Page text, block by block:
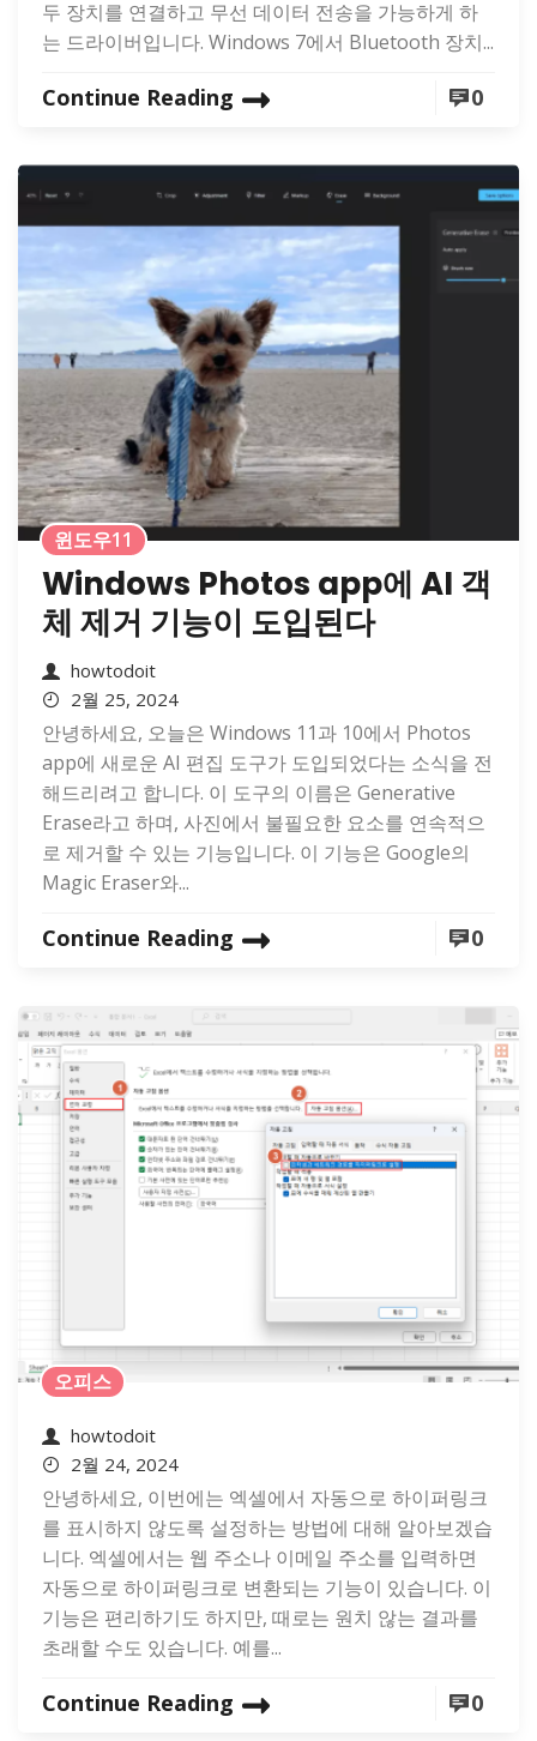
두 장치를 연결하고 무선 데이터 전송을 가능하게 하
는 드라이버입니다. Windows 7에서 Bluetooth 장치...
Continue Reading 0
윈도우11
Windows Photos app에 AI 객
체 제거 기능이 도입된다
howtodoit
2월 25, 2024
안녕하세요, 오늘은 Windows 11과 10에서 Photos
app에 새로운 AI 편집 도구가 도입되었다는 소식을 전
해드리려고 합니다. 이 도구의 이름은 Generative
Erase라고 하며, 사진에서 불필요한 요소를 연속적으
로 제거할 수 있는 기능입니다. 이 기능은 Google의
Magic Eraser와...
Continue Reading 0
오피스
howtodoit
2월 24, 2024
안녕하세요, 이번에는 엑셀에서 자동으로 하이퍼링크
를 표시하지 않도록 설정하는 방법에 대해 알아보겠습
니다. 엑셀에서는 웹 주소나 이메일 주소를 입력하면
자동으로 하이퍼링크로 변환되는 기능이 있습니다. 이
기능은 편리하기도 하지만, 때로는 원치 않는 결과를
초래할 수도 있습니다. 예를...
Continue Reading 0